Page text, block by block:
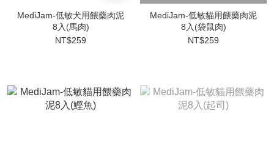
MediJam-低敏犬用餵藥肉泥
8入(馬肉)
NT$259
MediJam-低敏貓用餵藥肉泥
8入(袋鼠肉)
NT$259